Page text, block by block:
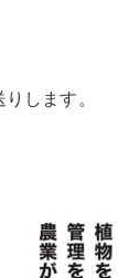
します。